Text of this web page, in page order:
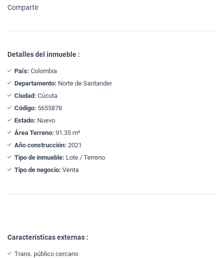
Compartir
Detalles del inmueble :
País: Colombia
Departamento: Norte de Santander
Ciudad: Cúcuta
Código: 5655878
Estado: Nuevo
Área Terreno: 91.35 m²
Año construcción: 2021
Tipo de inmueble: Lote / Terreno
Tipo de negocio: Venta
Características externas :
Trans. público cercano